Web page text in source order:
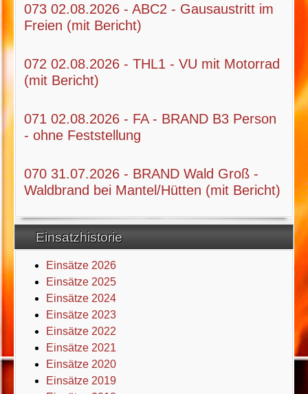
073 02.08.2026 - ABC2 - Gausaustritt im
Freien (mit Bericht)
072 02.08.2026 - THL1 - VU mit Motorrad
(mit Bericht)
071 02.08.2026 - FA - BRAND B3 Person
- ohne Feststellung
070 31.07.2026 - BRAND Wald Groß -
Waldbrand bei Mantel/Hütten (mit Bericht)
Einsatzhistorie
Einsätze 2026
Einsätze 2025
Einsätze 2024
Einsätze 2023
Einsätze 2022
Einsätze 2021
Einsätze 2020
Einsätze 2019